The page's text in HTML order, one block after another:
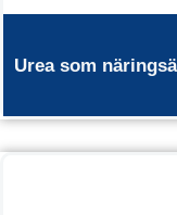
Urea som